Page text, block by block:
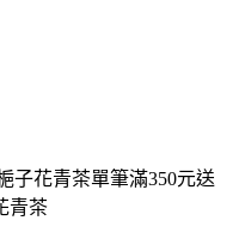
子花青茶單筆滿350元送
青茶